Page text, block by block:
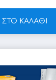
ΣΤΟ ΚΑΛΑΘΙ